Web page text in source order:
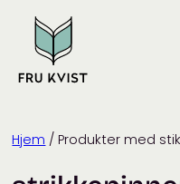
content
Hjem / Produkter med